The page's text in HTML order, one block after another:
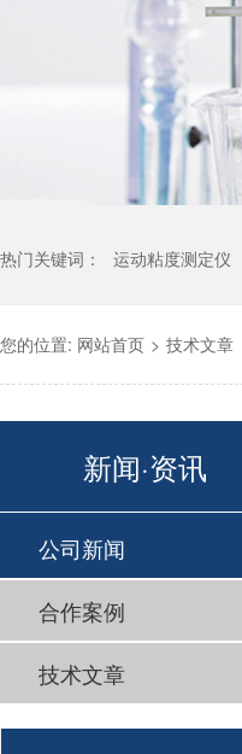
热门关键词： 运动粘度测定仪
您的位置: 网站首页 > 技术文章
新闻·资讯
公司新闻
合作案例
技术文章